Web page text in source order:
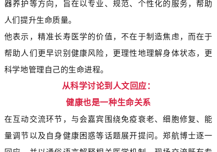
器养护等方向，旨在以专业、规范、个性化的服务，帮助
人们提升生命质量。
他表示，精准长寿医学的价值，不在于制造焦虑，而在于
帮助人们更早识别健康风险，更理性地理解身体状态，更
科学地管理自己的生命进程。
从科学讨论到人文回应：
健康也是一种生命关系
在互动交流环节，与会嘉宾围绕免疫衰老、细胞修复、能
量调节以及自身健康困惑等话题展开提问。郑航博士逐一